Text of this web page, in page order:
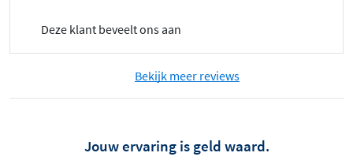
Deze klant beveelt ons aan
Bekijk meer reviews
Jouw ervaring is geld waard.